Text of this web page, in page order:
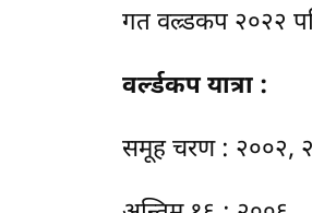
गत वल्र्डकप २०२२
वर्ल्डकप यात्रा :
समूह चरण : २००२,